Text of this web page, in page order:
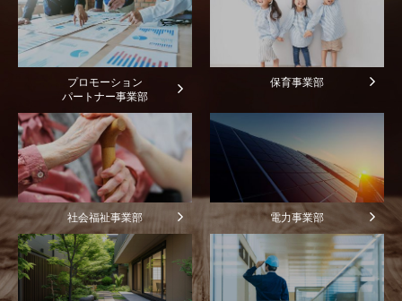
プロモーション
パートナー事業部
保育事業部
社会福祉事業部 電力事業部